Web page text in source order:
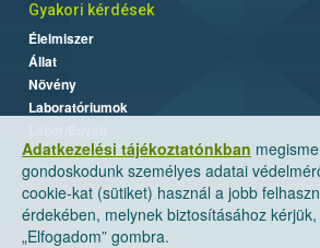
Adatkezelési tájékoztatónkban
gondoskodunk személyes adatai
cookie-kat (sütiket) használ a jobb
érdekében, melynek biztosításához
„Elfogadom” gombra.
Gyakori kérdések
Élelmiszer
Állat
Növény
Laboratóriumok